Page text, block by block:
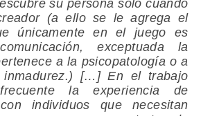
su persona solo cuando
(a ello se le agrega el
únicamente en el juego es
exceptuada la
a la psicopatología o a
inmadurez.) […] En el trabajo
la experiencia de
individuos que necesitan